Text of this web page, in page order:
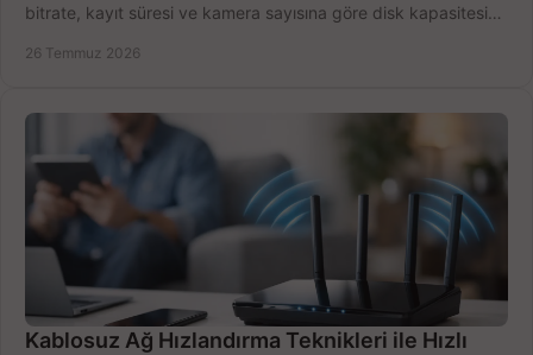
bitrate, kayıt süresi ve kamera sayısına göre disk kapasitesini
26 Temmuz 2026
Kablosuz Ağ Hızlandırma Teknikleri ile Hızlı